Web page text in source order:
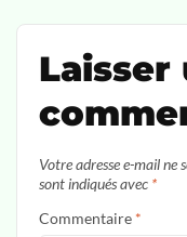
Laisser
Votre adresse e-mail ne
sont indiqués avec *
Commentaire *